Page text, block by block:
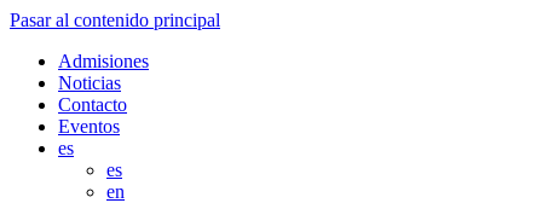
Pasar al contenido principal
Admisiones
Noticias
Contacto
Eventos
es
es
en